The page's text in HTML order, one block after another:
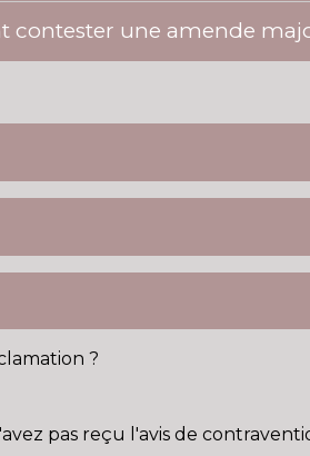
contester une amende
?
pas reçu l'avis de